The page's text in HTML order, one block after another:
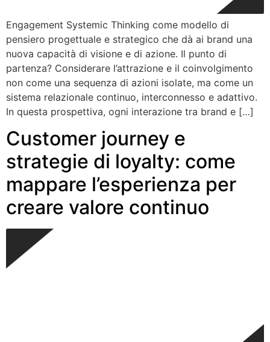
Engagement Systemic Thinking come modello di
pensiero progettuale e strategico che dà ai brand una
nuova capacità di visione e di azione. Il punto di
partenza? Considerare l’attrazione e il coinvolgimento
non come una sequenza di azioni isolate, ma come un
sistema relazionale continuo, interconnesso e adattivo.
In questa prospettiva, ogni interazione tra brand e […]
Customer journey e
strategie di loyalty: come
mappare l’esperienza per
creare valore continuo